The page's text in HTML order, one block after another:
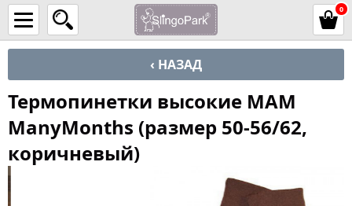
0
‹ НАЗАД
Термопинетки высокие MAM
ManyMonths (размер 50-56/62,
коричневый)